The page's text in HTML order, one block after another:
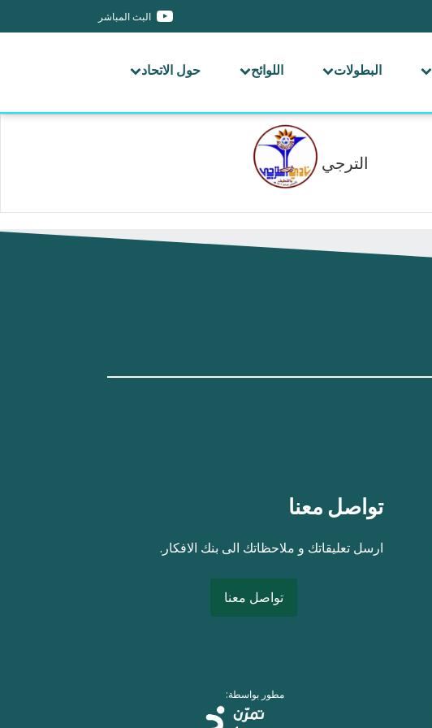
البث المباشر
البطولات اللوائح حول الاتحاد
الترجي
تواصل معنا
ارسل تعليقاتك و ملاحظاتك الى بنك الافكار.
تواصل معنا
مطور بواسطة: